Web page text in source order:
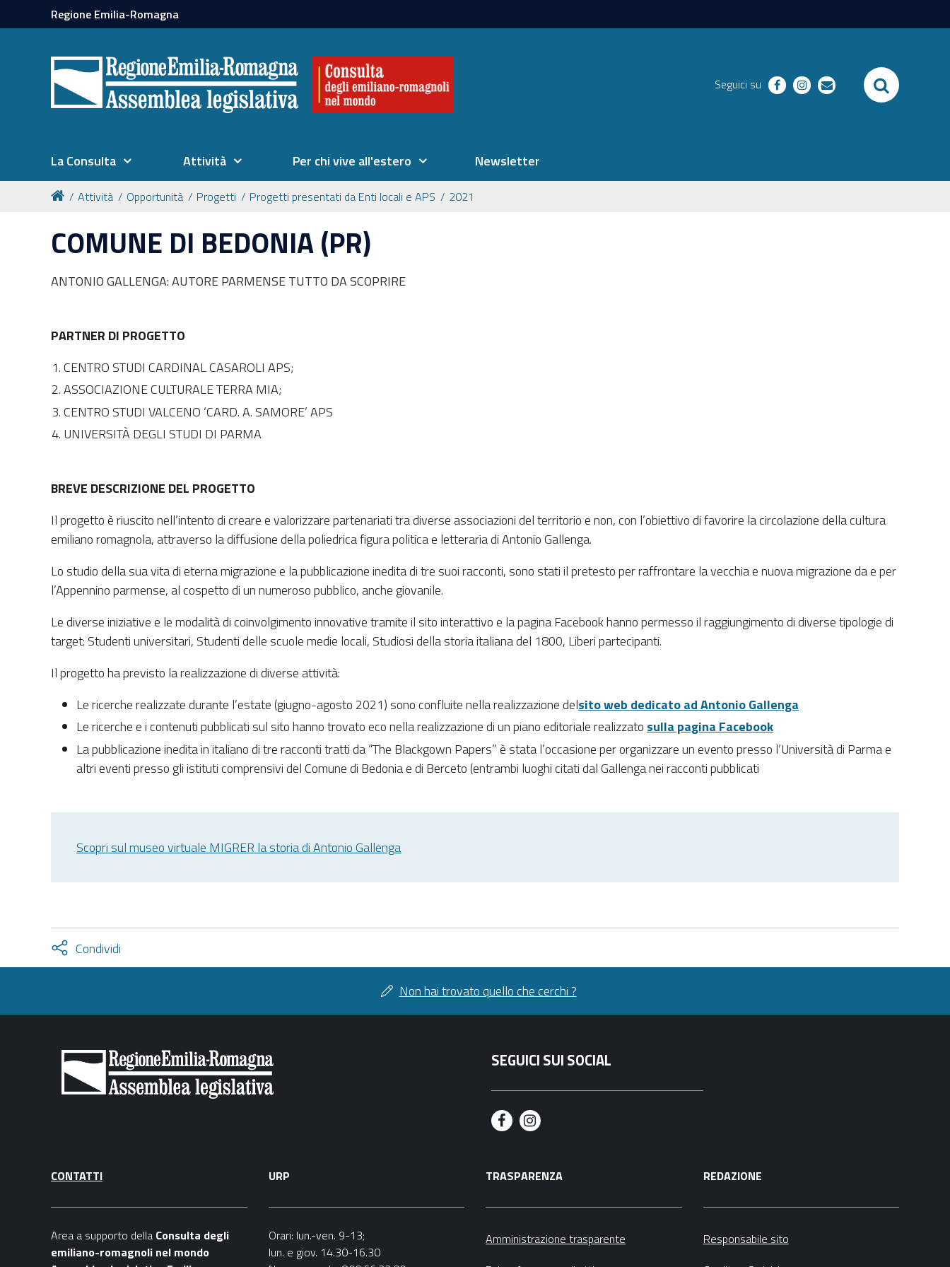
Regione Emilia-Romagna
Seguici su facebookinstagram
email SEARCH
La Consulta Attività Per chi vive all'estero Newsletter
Attività Opportunità Progetti Progetti presentati da Enti locali e APS 2021
COMUNE DI BEDONIA (PR)
ANTONIO GALLENGA: AUTORE PARMENSE TUTTO DA SCOPRIRE
PARTNER DI PROGETTO
CENTRO STUDI CARDINAL CASAROLI APS;
ASSOCIAZIONE CULTURALE TERRA MIA;
CENTRO STUDI VALCENO ‘CARD. A. SAMORE’ APS
UNIVERSITÀ DEGLI STUDI DI PARMA
BREVE DESCRIZIONE DEL PROGETTO
Il progetto è riuscito nell’intento di creare e valorizzare partenariati tra diverse associazioni del territorio e non, con l’obiettivo di favorire la circolazione della cultura
emiliano romagnola, attraverso la diffusione della poliedrica figura politica e letteraria di Antonio Gallenga.
Lo studio della sua vita di eterna migrazione e la pubblicazione inedita di tre suoi racconti, sono stati il pretesto per raffrontare la vecchia e nuova migrazione da e per
l’Appennino parmense, al cospetto di un numeroso pubblico, anche giovanile.
Le diverse iniziative e le modalità di coinvolgimento innovative tramite il sito interattivo e la pagina Facebook hanno permesso il raggiungimento di diverse tipologie di
target: Studenti universitari, Studenti delle scuole medie locali, Studiosi della storia italiana del 1800, Liberi partecipanti.
Il progetto ha previsto la realizzazione di diverse attività:
Le ricerche realizzate durante l’estate (giugno-agosto 2021) sono confluite nella realizzazione delsito web dedicato ad Antonio Gallenga
Le ricerche e i contenuti pubblicati sul sito hanno trovato eco nella realizzazione di un piano editoriale realizzato sulla pagina Facebook
La pubblicazione inedita in italiano di tre racconti tratti da “The Blackgown Papers” è stata l’occasione per organizzare un evento presso l’Università di Parma e
altri eventi presso gli istituti comprensivi del Comune di Bedonia e di Berceto (entrambi luoghi citati dal Gallenga nei racconti pubblicati
Scopri sul museo virtuale MIGRER la storia di Antonio Gallenga
Condividi
facebook
twitter
Attiva
condividi
Non hai trovato quello che cerchi ?
SEGUICI SUI SOCIAL
F
c
e
I
s
t
CONTATTI
Area a supporto della Consulta degli
emiliano-romagnoli nel mondo
URP
Orari: lun.-ven. 9-13;
lun. e giov. 14.30-16.30
TRASPARENZA
Amministrazione trasparente
REDAZIONE
Responsabile sito